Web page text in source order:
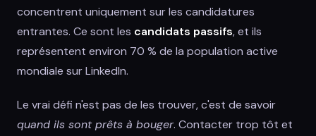
concentrent uniquement sur les candidatures
entrantes. Ce sont les candidats passifs, et ils
représentent environ 70 % de la population active
mondiale sur LinkedIn.
Le vrai défi n'est pas de les trouver, c'est de savoir
quand ils sont prêts à bouger. Contacter trop tôt et